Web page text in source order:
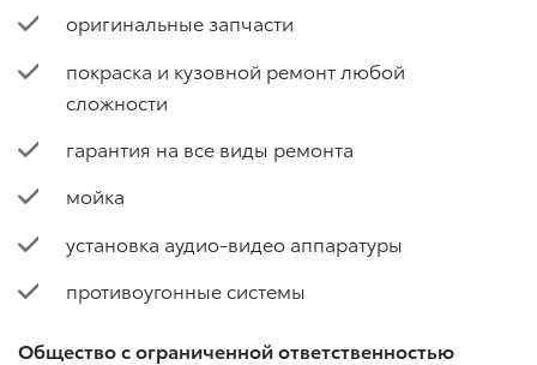
оригинальные запчасти
покраска и кузовной ремонт любой
сложности
гарантия на все виды ремонта
мойка
установка аудио-видео аппаратуры
противоугонные системы
Общество с ограниченной ответственностью